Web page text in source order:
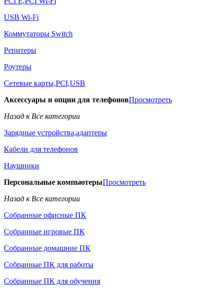
USB Wi-Fi
Коммутаторы Switch
Репитеры
Роутеры
Сетевые карты,PCI,USB
Аксессуары и опции для телефоновПросмотреть
Назад к Все категории
Зарядные устройства,адаптеры
Кабели для телефонов
Наушники
Персональные компьютерыПросмотреть
Назад к Все категории
Собранные офисные ПК
Собранные игровые ПК
Собранные домашние ПК
Собранные ПК для работы
Собранные ПК для обучения